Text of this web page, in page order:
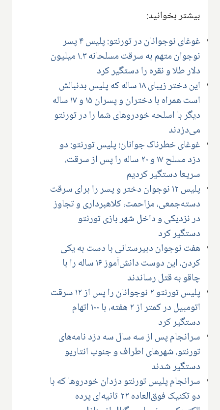
بیشتر بخوانید:
غوغای نوجوانان در تورنتو: پلیس ۴ پسر
نوجوان متهم به سرقت مسلحانه ۱.۳ میلیون
دلار طلا و نقره را دستگیر کرد
این دختر زیبای ۱۸ ساله که پلیس بدنبالش
است همراه با دختران و پسران ۱۵ و ۱۷ ساله
دیگر با اسلحه خودروهای شما را در تورنتو
می‌دزدند
غوغای خطرناک جوانان؛ پلیس تورنتو: دو
دزد مسلح ۱۷ و ۲۰ ساله را پس از سرقت،
سریعا دستگیر کردیم
پلیس ۱۲ نوجوان دختر و پسر را برای سرقت
دسته‌جمعی، مزاحمت، کلاهبرداری و تجاوز
در نزدیکی و داخل شهر بازی تورنتو
دستگیر کرد
هفت نوجوان دبیرستانی با دست به یکی
کردن، این دوست دانش‌آموز ۱۶ ساله را با
چاقو به قتل رساندند
پلیس تورنتو ۲ نوجوانان را پس از ۱۲ سرقت
اتومبیل در کمتر از ۲ هفته، با ۱۰۰ اتهام
دستگیر کرد
سرانجام پس از سه سال سه دزد نامه‌های
تورنتو، شهرهای اطراف و جنوب انتاریو
دستگیر شدند
سرانجام پلیس تورنتو دزدان خودروها که با
دو تکنیک فوق‌العاده ۲۲ ثانیه‌ای پرده